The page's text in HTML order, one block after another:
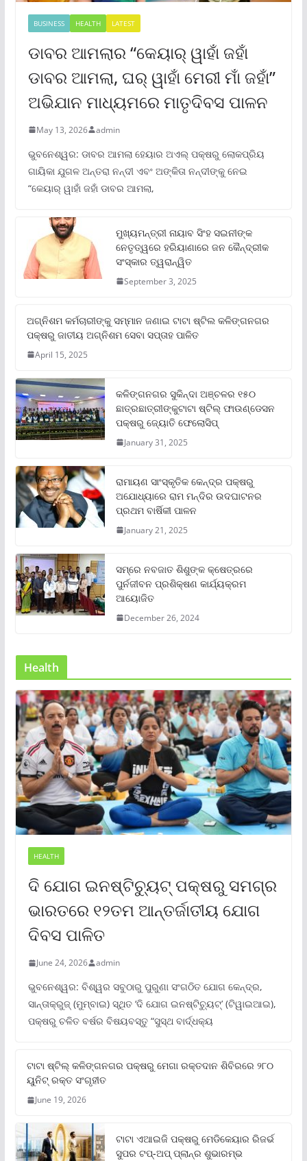
BUSINESS HEALTH LATEST
ଡାବର ଆମଲାର “କେୟାର୍ ୱାହାଁ ଜହାଁ
ଡାବର ଆମଲା, ଘର୍ ୱାହାଁ ମେରୀ ମାଁ ଜହାଁ”
ଅଭିଯାନ ମାଧ୍ୟମରେ ମାତୃଦିବସ ପାଳନ
May 13, 2026 admin
ଭୁବନେଶ୍ୱର: ଡାବର ଆମଲା ହେୟାର ଅଏଲ୍ ପକ୍ଷରୁ ଲୋକପ୍ରିୟ
ଗାୟିକା ଯୁଗଳ ଅନ୍ତରା ନନ୍ଦୀ ଏବଂ ଅଙ୍କିତା ନନ୍ଦୀଙ୍କୁ ନେଇ
“କେୟାର୍ ୱାହାଁ ଜହାଁ ଡାବର ଆମଲା,
ମୁଖ୍ୟମନ୍ତ୍ରୀ ନାୟାବ ସିଂହ ସଇନୀଙ୍କ
ନେତୃତ୍ୱରେ ହରିୟାଣାରେ ଜନ କୈନ୍ଦ୍ରୀକ
ସଂସ୍କାର ତ୍ୱରାନ୍ୱିତ
September 3, 2025
ଅଗ୍ନିଶମ କର୍ମଚାରୀଙ୍କୁ ସମ୍ମାନ ଜଣାଇ ଟାଟା ଷ୍ଟିଲ କଳିଙ୍ଗନଗର
ପକ୍ଷରୁ ଜାତୀୟ ଅଗ୍ନିଶମ ସେବା ସପ୍ତାହ ପାଳିତ
April 15, 2025
କଳିଙ୍ଗନଗର ସୁକିନ୍ଦା ଅଞ୍ଚଳର ୧୫୦
ଛାତ୍ରଛାତ୍ରୀଙ୍କୁଟାଟା ଷ୍ଟିଲ୍ ଫାଉଣ୍ଡେସନ
ପକ୍ଷରୁ ଜ୍ୟୋତି ଫେଲୋସିପ୍‌
January 31, 2025
ରାମାୟଣ ସାଂସ୍କୃତିକ କେନ୍ଦ୍ର ପକ୍ଷରୁ
ଅଯୋଧ୍ୟାରେ ରାମ ମନ୍ଦିର ଉଦଘାଟନର
ପ୍ରଥମ ବାର୍ଷିକୀ ପାଳନ
January 21, 2025
ସମ୍‌ରେ ନବଜାତ ଶିଶୁଙ୍କ କ୍ଷେତ୍ରରେ
ପୁର୍ନଜୀବନ ପ୍ରଶିକ୍ଷଣ କାର୍ଯ୍ୟକ୍ରମ
ଆୟୋଜିତ
December 26, 2024
Health
HEALTH
ଦି ଯୋଗ ଇନଷ୍ଟିଚ୍ୟୁଟ୍ ପକ୍ଷରୁ ସମଗ୍ର
ଭାରତରେ ୧୨ତମ ଆନ୍ତର୍ଜାତୀୟ ଯୋଗ
ଦିବସ ପାଳିତ
June 24, 2026 admin
ଭୁବନେଶ୍ୱର: ବିଶ୍ୱର ସବୁଠାରୁ ପୁରୁଣା ସଂଗଠିତ ଯୋଗ କେନ୍ଦ୍ର,
ସାନ୍ତାକ୍ରୁଜ୍ (ମୁମ୍ବାଇ) ସ୍ଥିତ ‘ଦି ଯୋଗ ଇନଷ୍ଟିଚ୍ୟୁଟ୍‌’ (ଟିୱାଇଆଇ),
ପକ୍ଷରୁ ଚଳିତ ବର୍ଷର ବିଷୟବସ୍ତୁ “ସୁସ୍ଥ ବାର୍ଦ୍ଧକ୍ୟ
ଟାଟା ଷ୍ଟିଲ୍‌ କଳିଙ୍ଗନଗର ପକ୍ଷରୁ ମେଗା ରକ୍ତଦାନ ଶିବିରରେ ୨୮୦
ୟୁନିଟ୍‌ ରକ୍ତ ସଂଗୃହୀତ
June 19, 2026
ଟାଟା ଏଆଇଜି ପକ୍ଷରୁ ମେଡିକେୟାର ରିଜର୍ଭ
ସୁପର ଟପ୍‌-ଅପ୍ ପ୍ଲାନ୍‌ର ଶୁଭାରମ୍ଭ